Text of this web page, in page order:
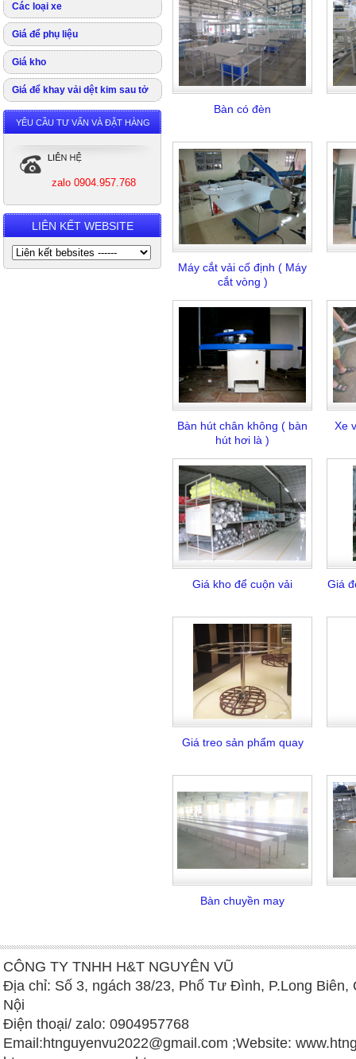
Các loại xe
Giá để phụ liệu
Giá kho
Giá để khay vải dệt kim sau tở
YÊU CẦU TƯ VẤN VÀ ĐẶT HÀNG
zalo 0904.957.768
LIÊN KẾT WEBSITE
Bàn có đèn
Máy cắt vải cố định ( Máy
cắt vòng )
Bàn hút chân không ( bàn
hút hơi là )
Xe
Giá kho để cuộn vải Giá
Giá treo sản phẩm quay
Bàn chuyền may
CÔNG TY TNHH H&T NGUYÊN VŨ
Địa chỉ: Số 3, ngách 38/23, Phố Tư Đình, P.Long Biên,
Nội
Điện thoại/ zalo: 0904957768
Email:htnguyenvu2022@gmail.com ;Website: